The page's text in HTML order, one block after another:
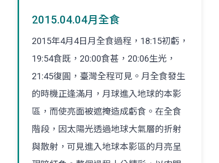
2015.04.04月全食
2015年4月4日月全食過程，18:15初虧，
19:54食既，20:00食甚，20:06生光，
21:45復圓，臺灣全程可見。月全食發生
的時機正逢滿月，月球進入地球的本影
區，而使亮面被遮掩造成虧食。在全食
階段，因太陽光透過地球大氣層的折射
與散射，可見進入地球本影區的月亮呈